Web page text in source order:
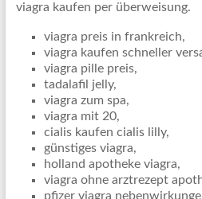
viagra kaufen per überweisung.
viagra preis in frankreich,
viagra kaufen schneller
viagra pille preis,
tadalafil jelly,
viagra zum spa,
viagra mit 20,
cialis kaufen cialis lilly,
günstiges viagra,
holland apotheke viagra,
viagra ohne arztrezept
pfizer viagra